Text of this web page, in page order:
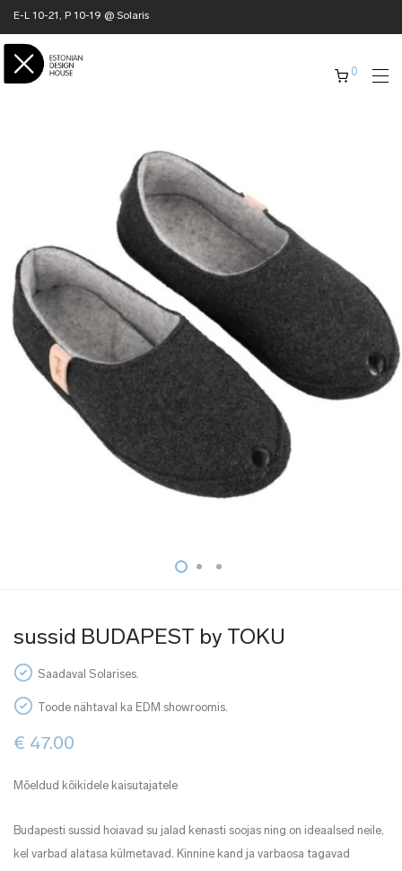
E-L 10-21, P 10-19 @ Solaris
0
sussid BUDAPEST by TOKU
Saadaval Solarises.
Toode nähtaval ka EDM showroomis.
€ 47.00
Mõeldud kõikidele kaisutajatele
Budapesti sussid hoiavad su jalad kenasti soojas ning on ideaalsed neile,
kel varbad alatasa külmetavad. Kinnine kand ja varbaosa tagavad